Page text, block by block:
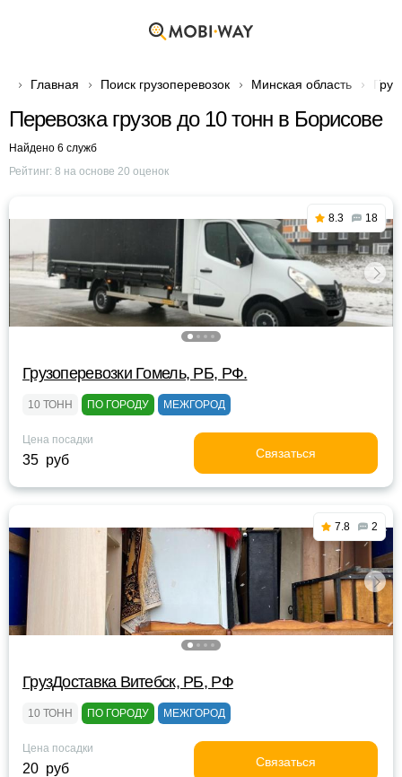
Главная Поиск грузоперевозок Минская область
Перевозка грузов до 10 тонн в Борисове
Найдено 6 служб
Рейтинг: 8 на основе 20 оценок
8.3 18
Грузоперевозки Гомель, РБ, РФ.
10 ТОНН ПО ГОРОДУ МЕЖГОРОД
Цена посадки
35 руб Связаться
7.8 2
ГрузДоставка Витебск, РБ, РФ
10 ТОНН ПО ГОРОДУ МЕЖГОРОД
Цена посадки
20 руб Связаться